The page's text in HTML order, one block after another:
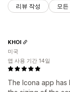
리뷰 작성 모든
The Icona app
KHOI
미국
앱 사용 기간 14일